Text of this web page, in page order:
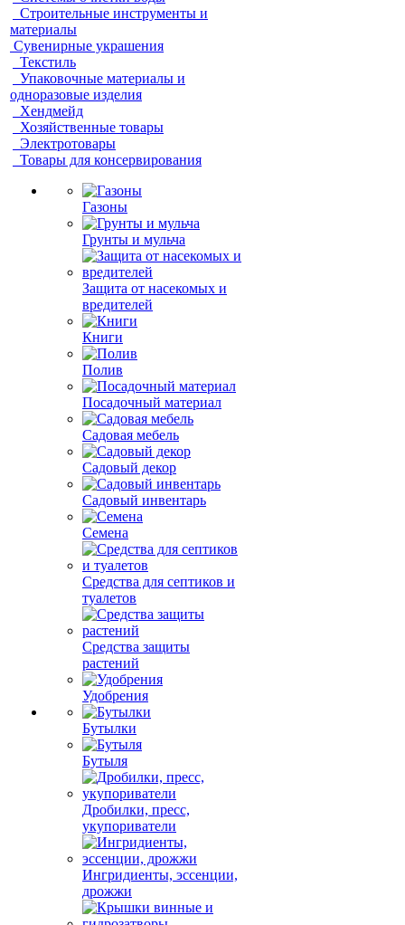
Строительные инструменты и
материалы
Сувенирные украшения
Текстиль
Упаковочные материалы и
одноразовые изделия
Хендмейд
Хозяйственные товары
Электротовары
Товары для консервирования
Газоны
Грунты и мульча
Защита от насекомых и
вредителей
Книги
Полив
Посадочный материал
Садовая мебель
Садовый декор
Садовый инвентарь
Семена
Средства для септиков и
туалетов
Средства защиты
растений
Удобрения
Бутылки
Бутыля
Дробилки, пресс,
укупориватели
Ингридиенты, эссенции,
дрожжи